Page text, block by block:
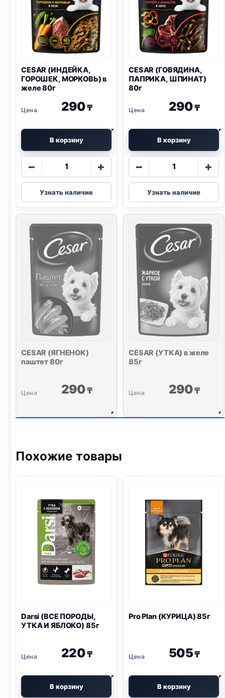
CESAR (ИНДЕЙКА,
ГОРОШЕК, МОРКОВЬ) в
желе 80г
290₸
В корзину
−
Количество
CESAR
(ИНДЕЙКА,
ГОРОШЕК,
в
желе
80г
+
Узнать наличие
CESAR (ГОВЯДИНА,
ПАПРИКА, ШПИНАТ)
80г
290₸
В корзину
−
Количество
CESAR
(ГОВЯДИНА,
ПАПРИКА,
80г
+
Узнать наличие
CESAR (ЯГНЕНОК)
паштет 80г
290₸
CESAR (УТКА) в желе
85г
290₸
Похожие товары
Darsi (ВСЕ ПОРОДЫ,
УТКА И ЯБЛОКО) 85г
220₸
В корзину
Pro Plan (КУРИЦА) 85г
505₸
В корзину